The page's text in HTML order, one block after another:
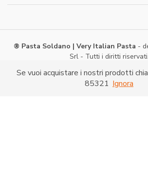
Se vuoi acquistare i nostri prodotti
85321 Ignora
® Pasta Soldano | Very Italian Pasta -
Srl - Tutti i diritti riservati.
Via Caduti di Nassiriya -Shopping
03286520790